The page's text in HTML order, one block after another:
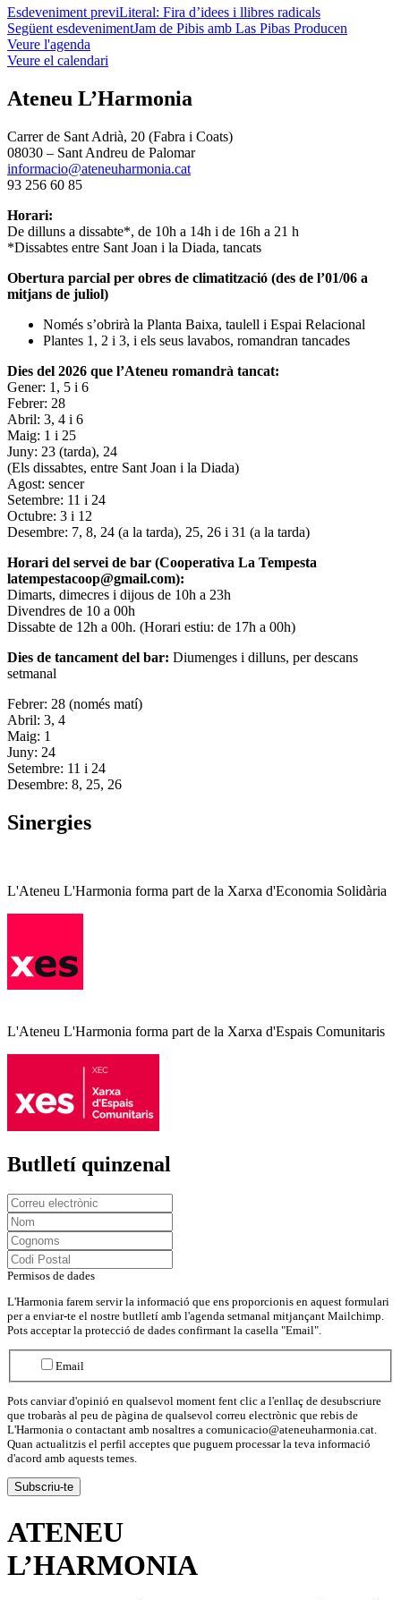
Esdeveniment previLiteral: Fira d’idees i llibres radicals
Següent esdevenimentJam de Pibis amb Las Pibas Producen
Veure l'agenda
Veure el calendari
Ateneu L’Harmonia
Carrer de Sant Adrià, 20 (Fabra i Coats)
08030 – Sant Andreu de Palomar
informacio@ateneuharmonia.cat
93 256 60 85
Horari:
De dilluns a dissabte*, de 10h a 14h i de 16h a 21 h
*Dissabtes entre Sant Joan i la Diada, tancats
Obertura parcial per obres de climatització (des de l’01/06 a
mitjans de juliol)
Només s’obrirà la Planta Baixa, taulell i Espai Relacional
Plantes 1, 2 i 3, i els seus lavabos, romandran tancades
Dies del 2026 que l’Ateneu romandrà tancat:
Gener: 1, 5 i 6
Febrer: 28
Abril: 3, 4 i 6
Maig: 1 i 25
Juny: 23 (tarda), 24
(Els dissabtes, entre Sant Joan i la Diada)
Agost: sencer
Setembre: 11 i 24
Octubre: 3 i 12
Desembre: 7, 8, 24 (a la tarda), 25, 26 i 31 (a la tarda)
Horari del servei de bar (Cooperativa La Tempesta
latempestacoop@gmail.com):
Dimarts, dimecres i dijous de 10h a 23h
Divendres de 10 a 00h
Dissabte de 12h a 00h. (Horari estiu: de 17h a 00h)
Dies de tancament del bar: Diumenges i dilluns, per descans
setmanal
Febrer: 28 (només matí)
Abril: 3, 4
Maig: 1
Juny: 24
Setembre: 11 i 24
Desembre: 8, 25, 26
Sinergies
L'Ateneu L'Harmonia forma part de la Xarxa d'Economia Solidària
L'Ateneu L'Harmonia forma part de la Xarxa d'Espais Comunitaris
Butlletí quinzenal
Permisos de dades
L'Harmonia farem servir la informació que ens proporcionis en aquest formulari
per a enviar-te el nostre butlletí amb l'agenda setmanal mitjançant Mailchimp.
Pots acceptar la protecció de dades confirmant la casella "Email".
Email
Pots canviar d'opinió en qualsevol moment fent clic a l'enllaç de desubscriure
que trobaràs al peu de pàgina de qualsevol correu electrònic que rebis de
L'Harmonia o contactant amb nosaltres a comunicacio@ateneuharmonia.cat.
Quan actualitzis el perfil acceptes que puguem processar la teva informació
d'acord amb aquests temes.
ATENEU
L’HARMONIA